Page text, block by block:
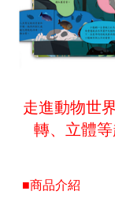
走進動物世
轉、立體
■商品介紹